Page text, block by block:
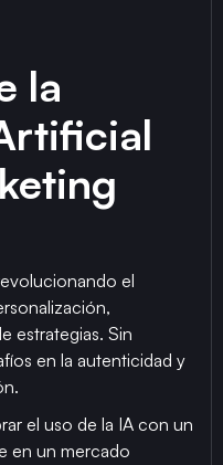
la
el
estrategias. Sin
en la autenticidad y
el uso de la IA con un
en un mercado